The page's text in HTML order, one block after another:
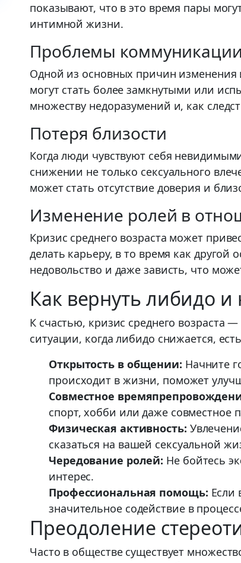
показывают, что в это время пары
интимной жизни.
Проблемы коммуникации
Одной из основных причин изменения
могут стать более замкнутыми или
множеству недоразумений и, как
Потеря близости
Когда люди чувствуют себя
снижении не только сексуального
может стать отсутствие доверия и
Изменение ролей в
Кризис среднего возраста может
делать карьеру, в то время как
недовольство и даже зависть, что
Как вернуть либидо
К счастью, кризис среднего возраста
ситуации, когда либидо снижается,
Открытость в общении: Начните
происходит в жизни, поможет
Совместное
спорт, хобби или даже совместное
Физическая активность:
сказаться на вашей сексуальной
Чередование ролей: Не бойтесь
интерес.
Профессиональная помощь: Если
значительное содействие в
Преодоление
Часто в обществе существует